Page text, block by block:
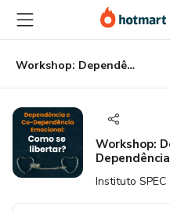
para
conteúdo
principal
para
pagamento
para
rodapé
Workshop: Dependência e Co-Dependência Emocional: Como se Libertar?
Workshop:
Instituto SPEC